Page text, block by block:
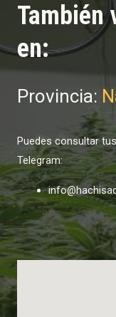
También
en:
Provincia:
Puedes consultar
Telegram: